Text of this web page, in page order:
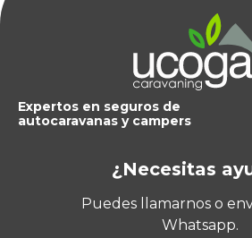
Expertos en seguros de
autocaravanas y campers
¿Necesitas
Puedes llamarnos o
Whatsapp.